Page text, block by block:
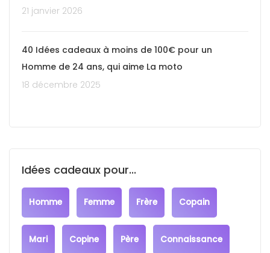
21 janvier 2026
40 Idées cadeaux à moins de 100€ pour un
Homme de 24 ans, qui aime La moto
18 décembre 2025
Idées cadeaux pour...
Homme Femme Frère Copain
Mari Copine Père Connaissance